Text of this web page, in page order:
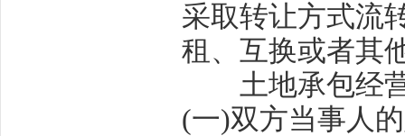
采取转让方式流
租、互换或者其
土地承包经营
(一)双方当事人